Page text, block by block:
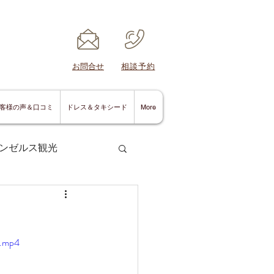
​お問合せ ​相談予約
様の声＆口コミ ドレス＆タキシード More
ゼルス観光
サンディエゴ情報